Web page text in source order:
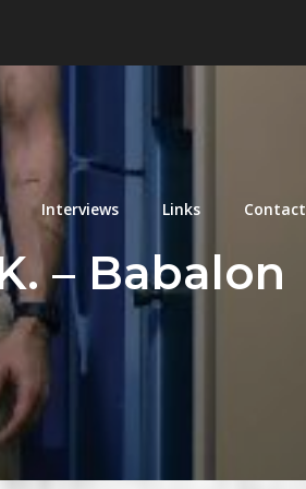
Interviews Links Contact
– Babalon